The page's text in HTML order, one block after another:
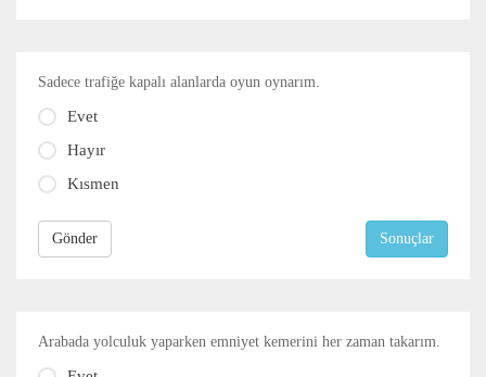
Sadece trafiğe kapalı alanlarda oyun oynarım.
Evet
Hayır
Kısmen
Gönder Sonuçlar
Arabada yolculuk yaparken emniyet kemerini her zaman takarım.